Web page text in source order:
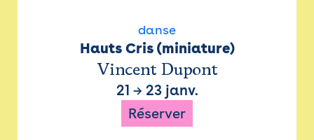
danse
Hauts Cris (miniature)
Vincent Dupont
21 → 23 janv.
Réserver